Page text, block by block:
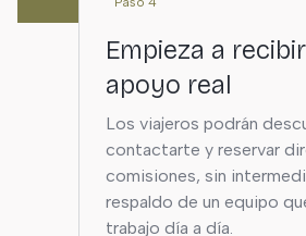
Empieza a
apoyo real
Los viajeros podrán
contactarte y reservar
comisiones, sin
respaldo de un equipo
trabajo día a día.